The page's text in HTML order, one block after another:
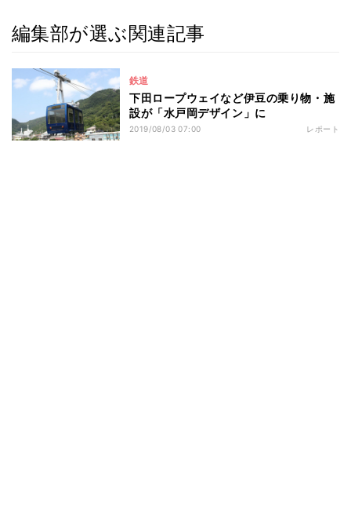
編集部が選ぶ関連記事
鉄道
下田ロープウェイなど伊豆の乗り物・施
設が「水戸岡デザイン」に
2019/08/03 07:00 レポート